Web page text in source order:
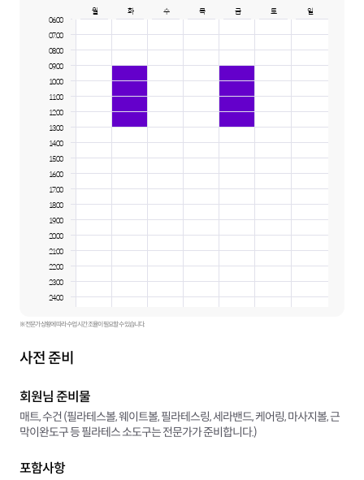
월 화 수 목 금 토
일
06:00
07:00
08:00
09:00
10:00
11:00
12:00
13:00
14:00
15:00
16:00
17:00
18:00
19:00
20:00
21:00
22:00
23:00
24:00
※ 전문가 상황에 따라 수업 시간 조율이 필요할 수 있습니다.
사전 준비
회원님 준비물
매트, 수건 (필라테스볼, 웨이트볼, 필라테스링, 세라밴드, 케어링, 마사지볼, 근
막이완도구 등 필라테스 소도구는 전문가가 준비합니다.)
포함사항